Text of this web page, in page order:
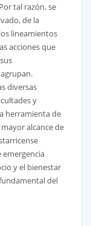
tal razón, se
de la
lineamientos
acciones que
diversas
y
herramienta de
alcance de
y el bienestar
del